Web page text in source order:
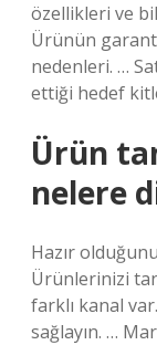
özellikleri ve
Ürünün
nedenleri. …
ettiği hedef
Ürün
nelere
Hazır
Ürünlerinizi
farklı kanal
sağlayın. …